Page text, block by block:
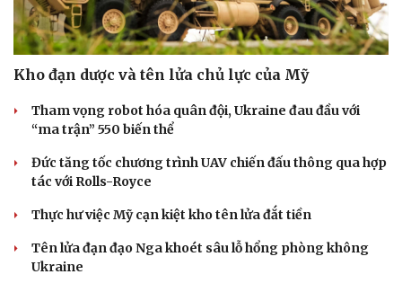
Doanh nghiệp
Doanh nghiệp 24h
Doanh nhân
Công nghệ
Tin Công nghệ
Kho đạn dược và tên lửa chủ lực của Mỹ
Tham vọng robot hóa quân đội, Ukraine đau đầu với
“ma trận” 550 biến thể
Đức tăng tốc chương trình UAV chiến đấu thông qua hợp
tác với Rolls-Royce
Thực hư việc Mỹ cạn kiệt kho tên lửa đắt tiền
Tên lửa đạn đạo Nga khoét sâu lỗ hổng phòng không
Ukraine